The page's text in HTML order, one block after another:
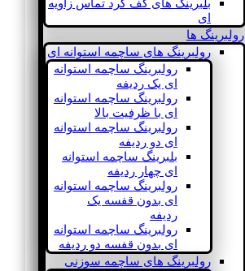
بلبرینگ های کف گرد تماس زاویه
ای
رولبرینگ ها
رولبرینگ های ساچمه استوانه ای
رولبرینگ ساچمه استوانه
ای یک ردیفه
رولبرینگ ساچمه استوانه
ای با ظرفیت بالا
رولبرینگ ساچمه استوانه
ای دو ردیفه
بلبرینگ ساچمه استوانه
ای چهار ردیفه
رولبرینگ ساچمه استوانه
ای بدون قفسه یک
ردیفه
رولبرینگ ساچمه استوانه
ای بدون قفسه دو ردیفه
رولبرینگ های ساچمه سوزنی